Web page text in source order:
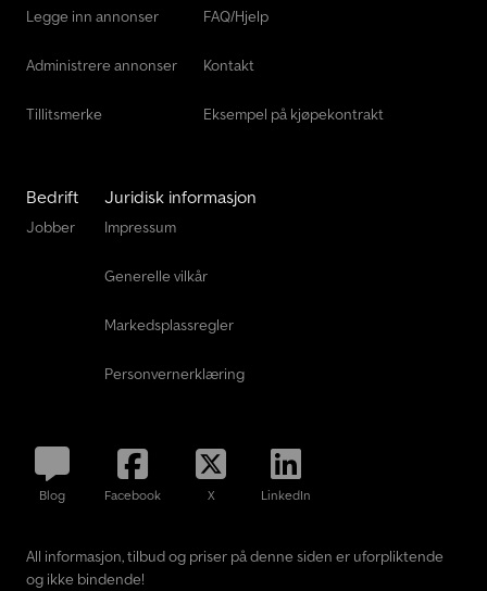
Legge inn annonser
Administrere annonser
Tillitsmerke
FAQ/Hjelp
Kontakt
Eksempel på kjøpekontrakt
Bedrift
Jobber
Juridisk informasjon
Impressum
Generelle vilkår
Markedsplassregler
Personvernerklæring
Blog Facebook X LinkedIn
All informasjon, tilbud og priser på denne siden er uforpliktende
og ikke bindende!